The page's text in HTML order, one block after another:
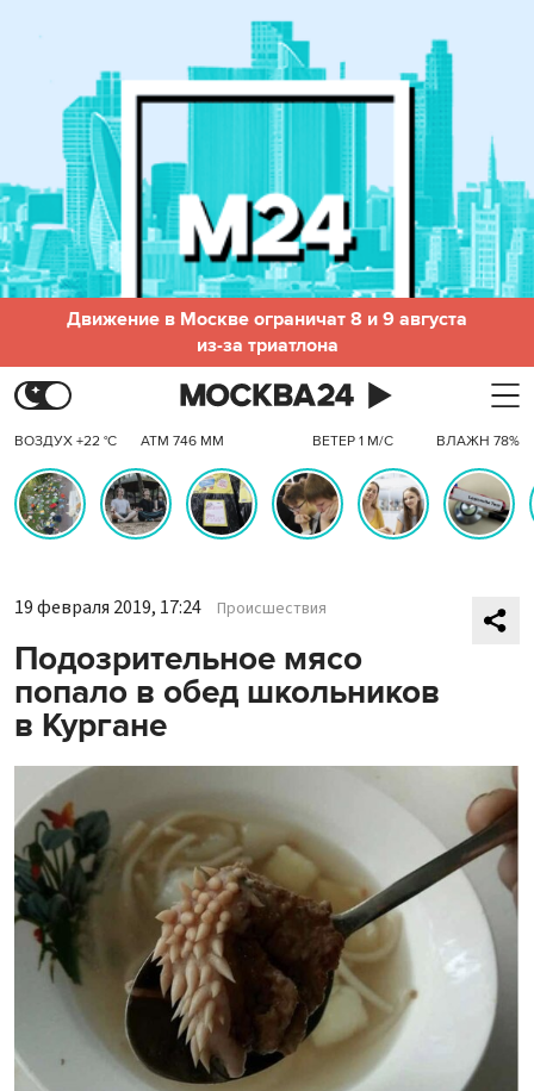
Движение в Москве ограничат 8 и 9 августа
из-за триатлона
ВОЗДУХ +22 °C АТМ 746 ММ ВЕТЕР 1 М/С ВЛАЖН 78%
19 февраля 2019, 17:24 Происшествия
Подозрительное мясо
попало в обед школьников
в Кургане